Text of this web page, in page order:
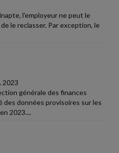
l'employeur ne peut le
le reclasser. Par exception, le
2023
générale des finances
des données provisoires sur les
2023....